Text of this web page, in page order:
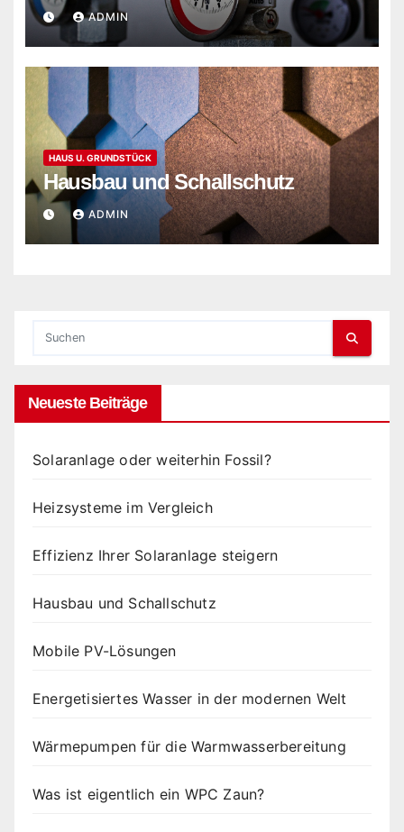
ADMIN
HAUS U. GRUNDSTÜCK
Hausbau und Schallschutz
ADMIN
Neueste Beiträge
Solaranlage oder weiterhin Fossil?
Heizsysteme im Vergleich
Effizienz Ihrer Solaranlage steigern
Hausbau und Schallschutz
Mobile PV-Lösungen
Energetisiertes Wasser in der modernen Welt
Wärmepumpen für die Warmwasserbereitung
Was ist eigentlich ein WPC Zaun?